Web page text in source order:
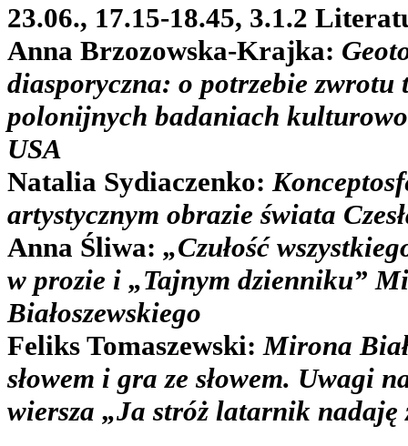
23.06., 17.15-18.45, 3.1.2
Anna Brzozowska-Krajka:
diasporyczna: o potrzebie zwrotu
polonijnych badaniach
USA
Natalia Sydiaczenko:
artystycznym obrazie świata
Anna Śliwa: „Czułość
w prozie i „Tajnym dzienniku”
Białoszewskiego
Feliks Tomaszewski: Mirona
słowem i gra ze słowem. Uwagi
wiersza „Ja stróż latarnik nadaję